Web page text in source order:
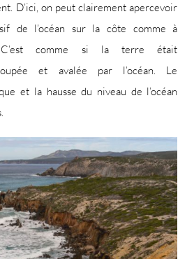
D’ici, on peut clairement apercevoir
de l’océan sur la côte comme à
C’est comme si la terre était
et avalée par l’océan. Le
et la hausse du niveau de l’océan